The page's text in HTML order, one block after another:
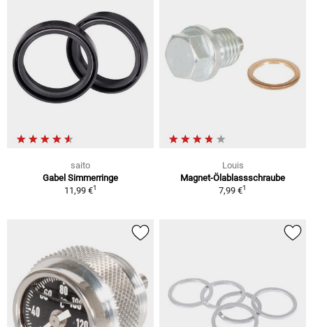
saito
Gabel Simmerringe
11,99 €1
Louis
Magnet-Ölablassschraube
7,99 €1